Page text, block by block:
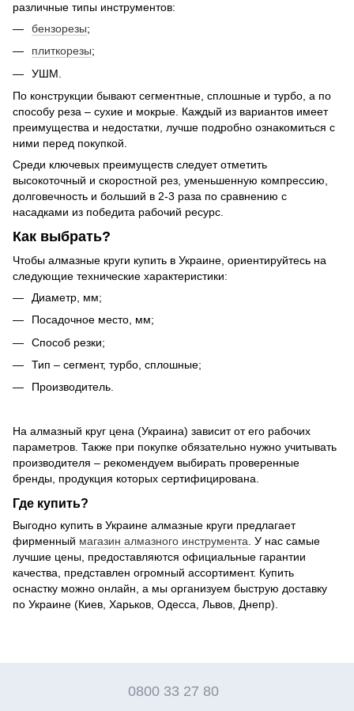
различные типы инструментов:
бензорезы;
плиткорезы;
УШМ.
По конструкции бывают сегментные, сплошные и турбо, а по
способу реза – сухие и мокрые. Каждый из вариантов имеет
преимущества и недостатки, лучше подробно ознакомиться с
ними перед покупкой.
Среди ключевых преимуществ следует отметить
высокоточный и скоростной рез, уменьшенную компрессию,
долговечность и больший в 2-3 раза по сравнению с
насадками из победита рабочий ресурс.
Как выбрать?
Чтобы алмазные круги купить в Украине, ориентируйтесь на
следующие технические характеристики:
Диаметр, мм;
Посадочное место, мм;
Способ резки;
Тип – сегмент, турбо, сплошные;
Производитель.
На алмазный круг цена (Украина) зависит от его рабочих
параметров. Также при покупке обязательно нужно учитывать
производителя – рекомендуем выбирать проверенные
бренды, продукция которых сертифицирована.
Где купить?
Выгодно купить в Украине алмазные круги предлагает
фирменный магазин алмазного инструмента . У нас самые
лучшие цены, предоставляются официальные гарантии
качества, представлен огромный ассортимент. Купить
оснастку можно онлайн, а мы организуем быструю доставку
по Украине (Киев, Харьков, Одесса, Львов, Днепр).
0800 33 27 80